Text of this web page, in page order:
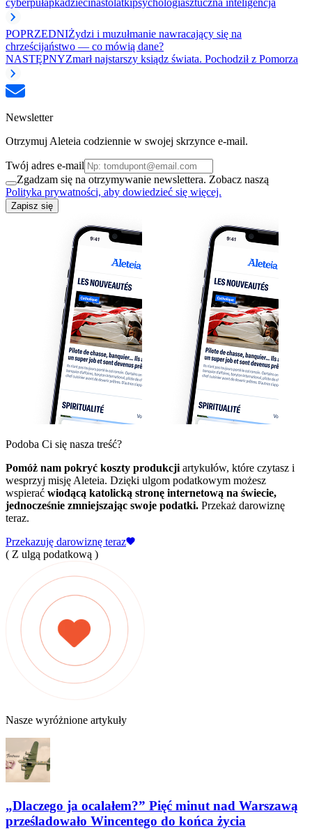
POPRZEDNIŻydzi i muzułmanie nawracający się na
chrześcijaństwo — co mówią dane?
NASTĘPNYZmarł najstarszy ksiądz świata. Pochodził z Pomorza
Newsletter
Otrzymuj Aleteia codziennie w swojej skrzynce e-mail.
Twój adres e-mail
Zgadzam się na otrzymywanie newslettera. Zobacz naszą
Polityka prywatności, aby dowiedzieć się więcej.
Zapisz się
Podoba Ci się nasza treść?
Pomóż nam pokryć koszty produkcji artykułów, które czytasz i
wesprzyj misję Aleteia. Dzięki ulgom podatkowym możesz
wspierać wiodącą katolicką stronę internetową na świecie,
jednocześnie zmniejszając swoje podatki. Przekaż darowiznę
teraz.
Przekazuję darowiznę teraz
( Z ulgą podatkową )
Nasze wyróżnione artykuły
„Dlaczego ja ocalałem?” Pięć minut nad Warszawą
prześladowało Wincentego do końca życia